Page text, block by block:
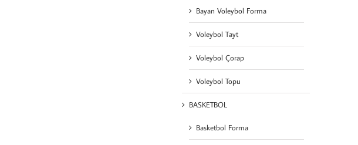
Bayan Voleybol Forma
Voleybol Tayt
Voleybol Çorap
Voleybol Topu
BASKETBOL
Basketbol Forma